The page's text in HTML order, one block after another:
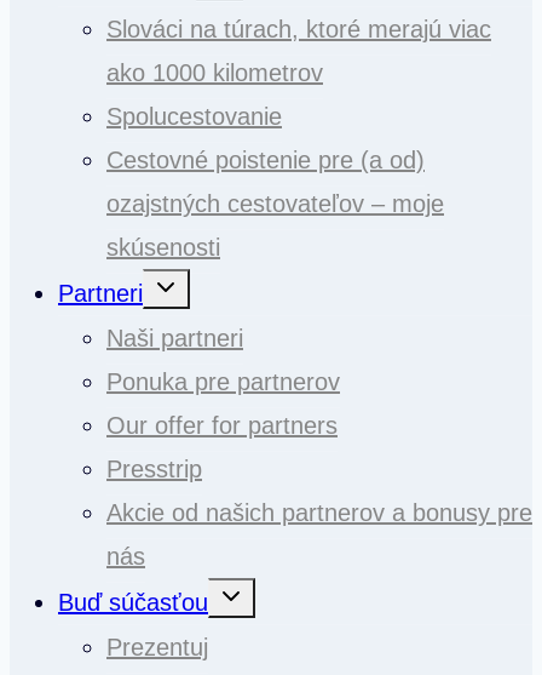
Slováci na túrach, ktoré merajú viac
ako 1000 kilometrov
Spolucestovanie
Cestovné poistenie pre (a od)
ozajstných cestovateľov – moje
skúsenosti
Partneri
Toggle
child
Naši partneri
Ponuka pre partnerov
Our offer for partners
Presstrip
Akcie od našich partnerov a bonusy pre
nás
Buď súčasťou
Toggle
child
Prezentuj